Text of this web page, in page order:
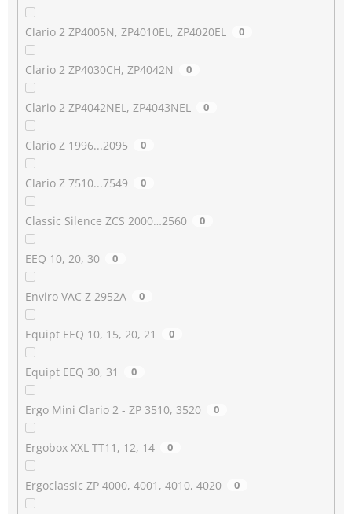
Clario 2 ZP4005N, ZP4010EL, ZP4020EL 0
Clario 2 ZP4030CH, ZP4042N 0
Clario 2 ZP4042NEL, ZP4043NEL 0
Clario Z 1996...2095 0
Clario Z 7510...7549 0
Classic Silence ZCS 2000…2560 0
EEQ 10, 20, 30 0
Enviro VAC Z 2952A 0
Equipt EEQ 10, 15, 20, 21 0
Equipt EEQ 30, 31 0
Ergo Mini Clario 2 - ZP 3510, 3520 0
Ergobox XXL TT11, 12, 14 0
Ergoclassic ZP 4000, 4001, 4010, 4020 0